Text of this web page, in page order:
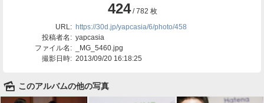
424/ 782 枚
URL: https://30d.jp/yapcasia/6/photo/458
投稿者名: yapcasia
ファイル名:
_MG_5460.jpg
撮影日時: 2013/09/20 16:18:25
🌄 このアルバムの他の写真